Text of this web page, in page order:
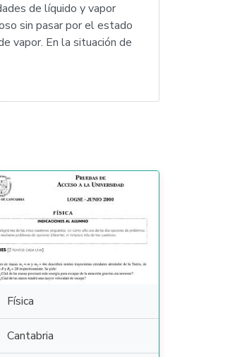
de líquido y vapor
sin pasar por el estado
vapor. En la situación de
Física
Cantabria